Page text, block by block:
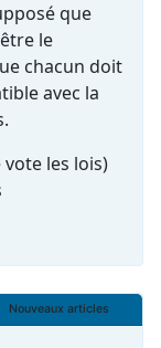
que
le
chacun doit
avec la
les lois)
Nouveaux articles